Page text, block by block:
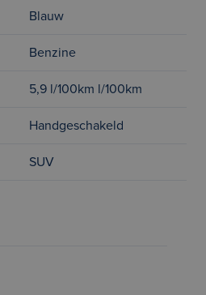
Blauw
Benzine
5,9 l/100km l/100km
Handgeschakeld
SUV